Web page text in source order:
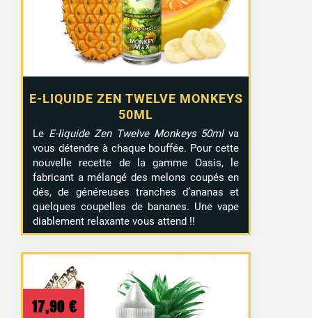
E-LIQUIDE ZEN TWELVE MONKEYS
50ML
Le E-liquide Zen Twelve Monkeys 50mlva
vous détendre à chaque bouffée. Pour cette
nouvelle recette de la gamme Oasis, le
fabricant a mélangé des melons coupés en
dés, de généreuses tranches d’ananas et
quelques coupelles de bananes. Une vape
diablement relaxante vous attend !!
17,90 €